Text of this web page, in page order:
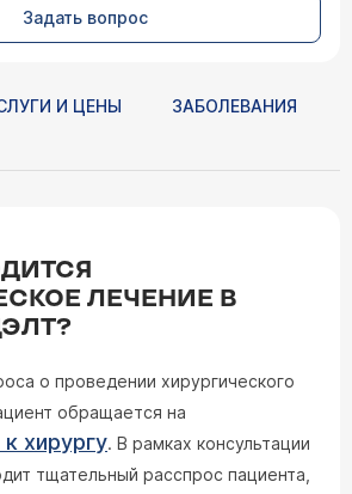
Задать вопрос
И ЦЕНЫ ЗАБОЛЕВАНИЯ
ЛЕЧЕНИЕ В
о проведении хирургического
обращается на
хирургу. В рамках консультации
тщательный расспрос пациента,